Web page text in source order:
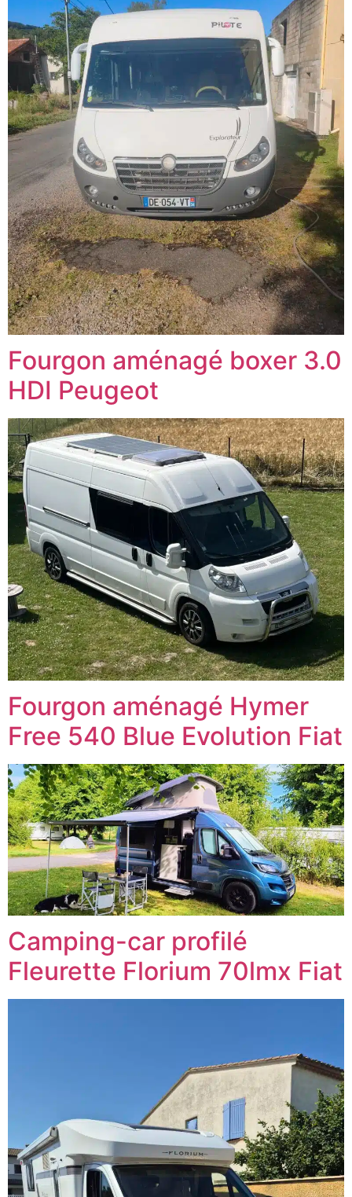
Fourgon aménagé boxer 3.0
HDI Peugeot
Fourgon aménagé Hymer
Free 540 Blue Evolution Fiat
Camping-car profilé
Fleurette Florium 70lmx Fiat